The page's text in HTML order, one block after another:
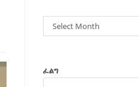
Select Month
ፈልግ